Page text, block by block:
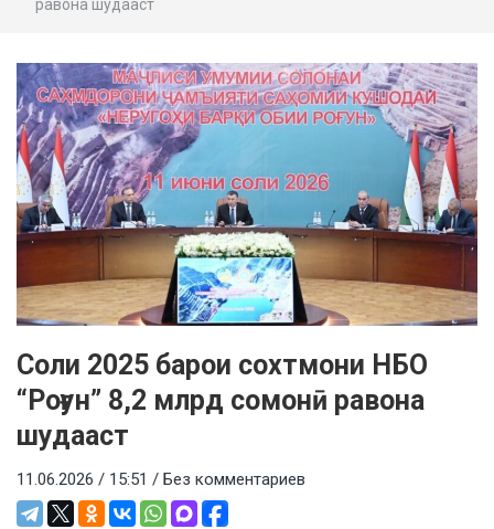
равона шудааст
Соли 2025 барои сохтмони НБО
“Роғун” 8,2 млрд сомонӣ равона
шудааст
11.06.2026 / 15:51 / Без комментариев